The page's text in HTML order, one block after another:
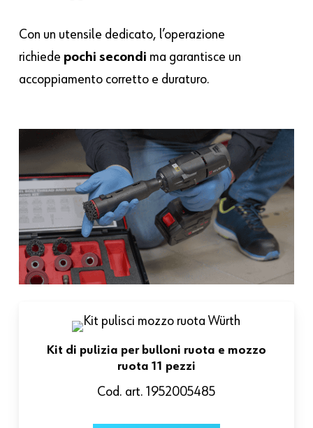
Con un utensile dedicato, l’operazione
richiede pochi secondi ma garantisce un
accoppiamento corretto e duraturo.
Kit di pulizia per bulloni ruota e mozzo
ruota 11 pezzi
Cod. art. 1952005485